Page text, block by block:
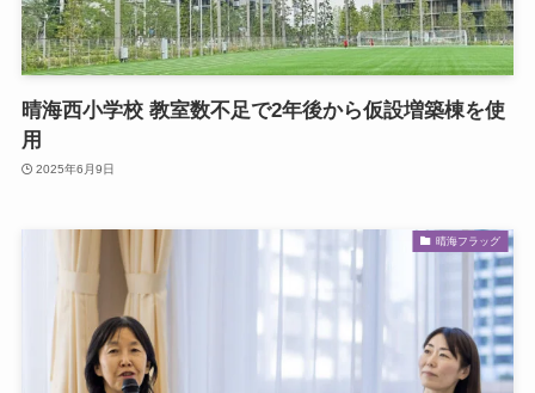
晴海西小学校 教室数不足で2年後から仮設増築棟を使
用
2025年6月9日
晴海フラッグ